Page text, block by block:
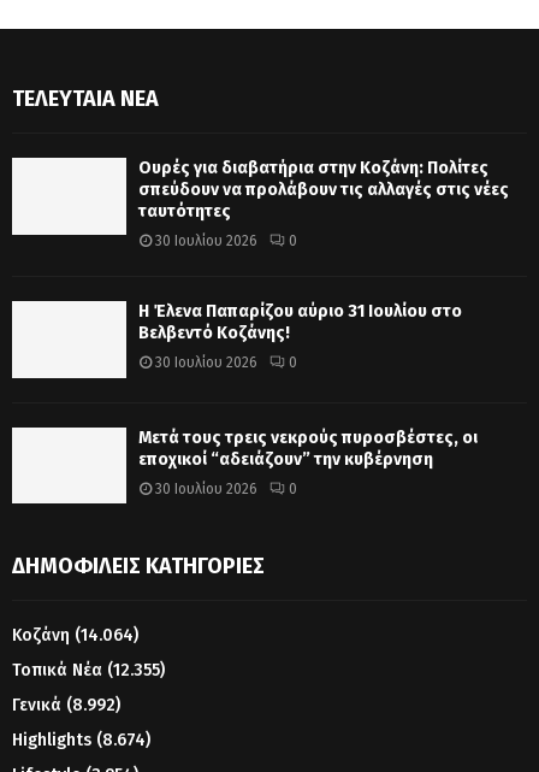
ΤΕΛΕΥΤΑΊΑ ΝΈΑ
Ουρές για διαβατήρια στην Κοζάνη: Πολίτες
σπεύδουν να προλάβουν τις αλλαγές στις νέες
ταυτότητες
30 Ιουλίου 2026 0
Η Έλενα Παπαρίζου αύριο 31 Ιουλίου στο
Βελβεντό Κοζάνης!
30 Ιουλίου 2026 0
Μετά τους τρεις νεκρούς πυροσβέστες, οι
εποχικοί “αδειάζουν” την κυβέρνηση
30 Ιουλίου 2026 0
ΔΗΜΟΦΙΛΕΊΣ ΚΑΤΗΓΟΡΊΕΣ
Κοζάνη (14.064)
Τοπικά Νέα (12.355)
Γενικά (8.992)
Highlights (8.674)